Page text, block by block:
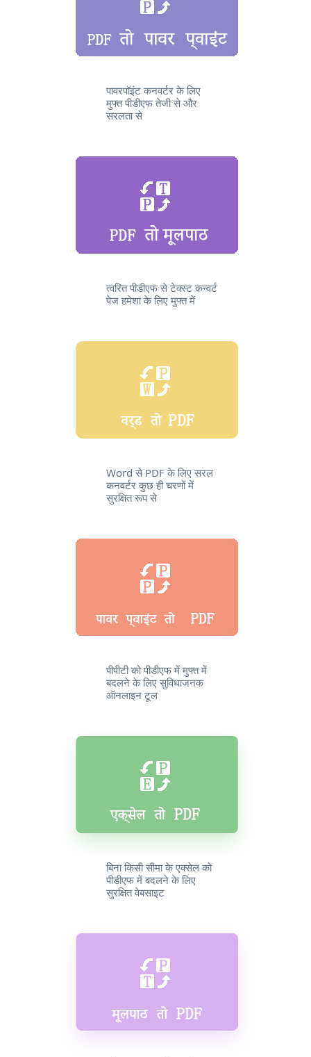
पावरपॉइंट कनवर्टर के लिए
मुफ्त पीडीएफ तेजी से और
सरलता से
त्वरित पीडीएफ से टेक्स्ट कन्वर्ट
पेज हमेशा के लिए मुफ्त में
Word से PDF के लिए सरल
कनवर्टर कुछ ही चरणों में
सुरक्षित रूप से
पीपीटी को पीडीएफ में मुफ्त में
बदलने के लिए सुविधाजनक
ऑनलाइन टूल
बिना किसी सीमा के एक्सेल को
पीडीएफ में बदलने के लिए
सुरक्षित वेबसाइट